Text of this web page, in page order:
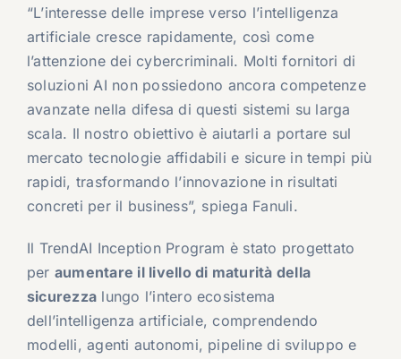
“L’interesse delle imprese verso l’intelligenza
artificiale cresce rapidamente, così come
l’attenzione dei cybercriminali. Molti fornitori di
soluzioni AI non possiedono ancora competenze
avanzate nella difesa di questi sistemi su larga
scala. Il nostro obiettivo è aiutarli a portare sul
mercato tecnologie affidabili e sicure in tempi più
rapidi, trasformando l’innovazione in risultati
concreti per il business”, spiega Fanuli.
Il TrendAI Inception Program è stato progettato
per aumentare il livello di maturità della
sicurezza lungo l’intero ecosistema
dell’intelligenza artificiale, comprendendo
modelli, agenti autonomi, pipeline di sviluppo e